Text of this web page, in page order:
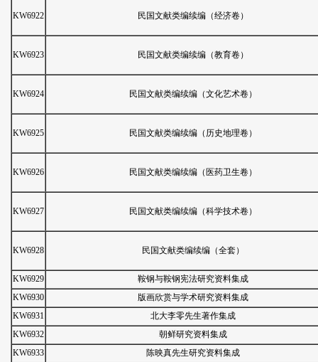
KW6922 民国文献类编续编（经济卷）
KW6923 民国文献类编续编（教育卷）
KW6924 民国文献类编续编（文化艺术卷）
KW6925 民国文献类编续编（历史地理卷）
KW6926 民国文献类编续编（医药卫生卷）
KW6927 民国文献类编续编（科学技术卷）
KW6928 民国文献类编续编（全套）
KW6929
鞍钢与鞍钢宪法研究资料集成
KW6930
版画欣赏与学术研究资料集成
KW6931
北大李零先生著作集成
KW6932
朝鲜研究资料集成
KW6933
陈映真先生研究资料集成